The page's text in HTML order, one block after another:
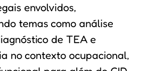
envolvidos,
temas como análise
de TEA e
no contexto ocupacional,